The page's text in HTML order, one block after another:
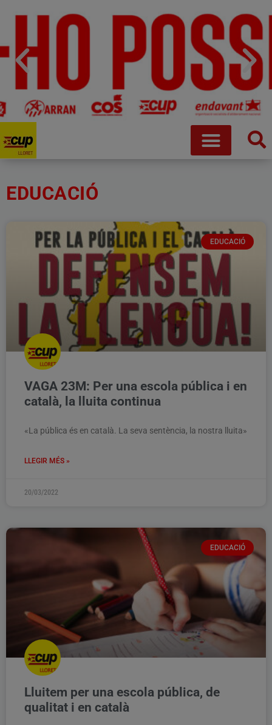
EDUCACIÓ
EDUCACIÓ
VAGA 23M: Per una escola pública i en
català, la lluita continua
«La pública és en català. La seva sentència, la nostra lluita»
LLEGIR MÉS »
20/03/2022
EDUCACIÓ
Lluitem per una escola pública, de
qualitat i en català